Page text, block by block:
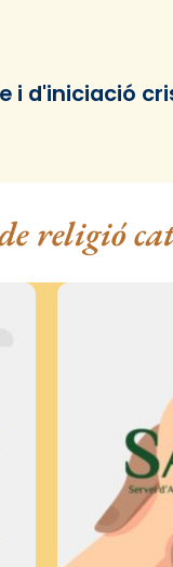
i d'iniciació
religió